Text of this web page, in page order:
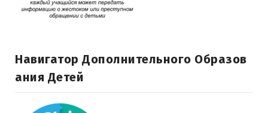
Навигатор Дополнительного Образов
Ания Детей